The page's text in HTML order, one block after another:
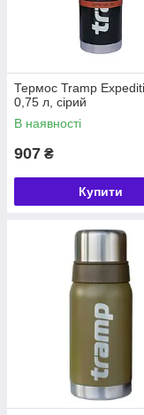
Термос Tramp
0,75 л, сірий
В наявності
907 ₴
Купити